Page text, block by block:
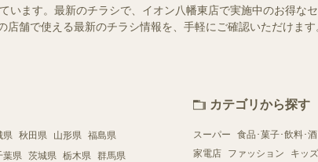
います。最新のチラシで、イオン八幡東店で実施中のお得な
舗で使える最新のチラシ情報を、手軽にご確認いただけます
県 秋田県 山形県 福島県
葉県 茨城県 栃木県 群馬県
カテゴリから探す
スーパー 食品･菓子･飲料･
家電店
ファッション キッ